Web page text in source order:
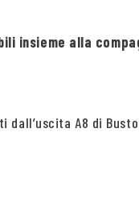
alla
A8 di